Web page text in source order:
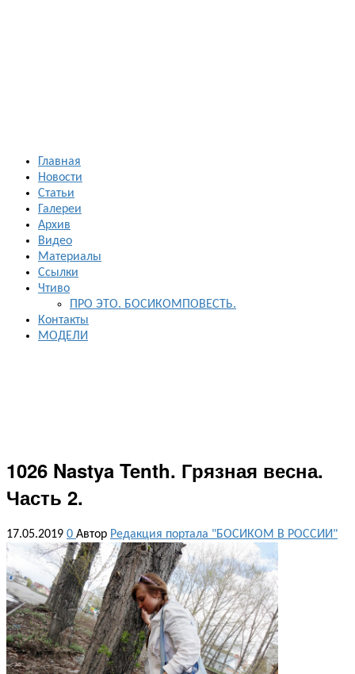
Главная
Новости
Статьи
Галереи
Архив
Видео
Материалы
Ссылки
Чтиво
ПРО ЭТО. БОСИКОМПОВЕСТЬ.
Контакты
МОДЕЛИ
1026 Nastya Tenth. Грязная весна.
Часть 2.
17.05.2019 0 Автор Редакция портала "БОСИКОМ В РОССИИ"